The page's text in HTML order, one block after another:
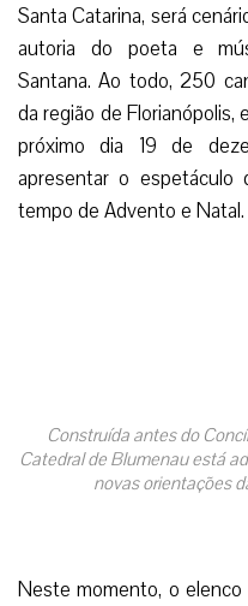
Santa Catarina, será
autoria do poeta e
Santana. Ao todo, 250
da região de Florianópolis,
próximo dia 19 de
apresentar o
tempo de Advento e Natal.